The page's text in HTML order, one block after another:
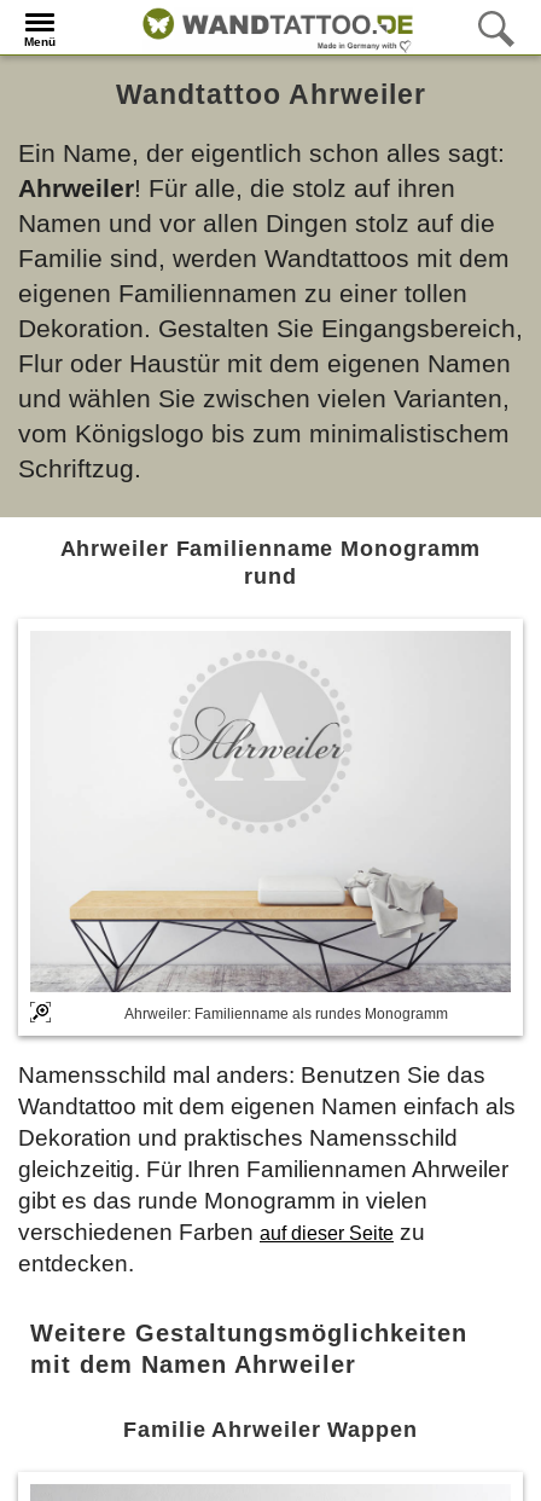
Menü
Wandtattoo Ahrweiler
Ein Name, der eigentlich schon alles sagt:
Ahrweiler! Für alle, die stolz auf ihren
Namen und vor allen Dingen stolz auf die
Familie sind, werden Wandtattoos mit dem
eigenen Familiennamen zu einer tollen
Dekoration. Gestalten Sie Eingangsbereich,
Flur oder Haustür mit dem eigenen Namen
und wählen Sie zwischen vielen Varianten,
vom Königslogo bis zum minimalistischem
Schriftzug.
Ahrweiler Familienname Monogramm
rund
Ahrweiler: Familienname als rundes Monogramm
Namensschild mal anders: Benutzen Sie das
Wandtattoo mit dem eigenen Namen einfach als
Dekoration und praktisches Namensschild
gleichzeitig. Für Ihren Familiennamen Ahrweiler
gibt es das runde Monogramm in vielen
verschiedenen Farben auf dieser Seite zu
entdecken.
Weitere Gestaltungsmöglichkeiten
mit dem Namen Ahrweiler
Familie Ahrweiler Wappen